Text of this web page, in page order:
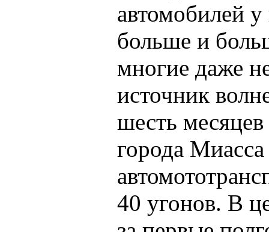
автомобилей у
больше и
многие даже
источник
шесть
города
40 угонов. В